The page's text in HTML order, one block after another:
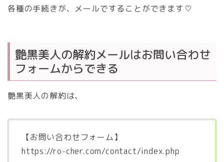
各種の手続きが、メールですることができます♡
艶黒美人の解約メールはお問い合わせ
フォームからできる
艶黒美人の解約は、
【お問い合わせフォーム】
https://ro-cher.com/contact/index.php